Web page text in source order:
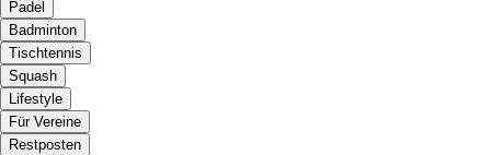
Padel
Badminton
Tischtennis
Squash
Lifestyle
Für Vereine
Restposten